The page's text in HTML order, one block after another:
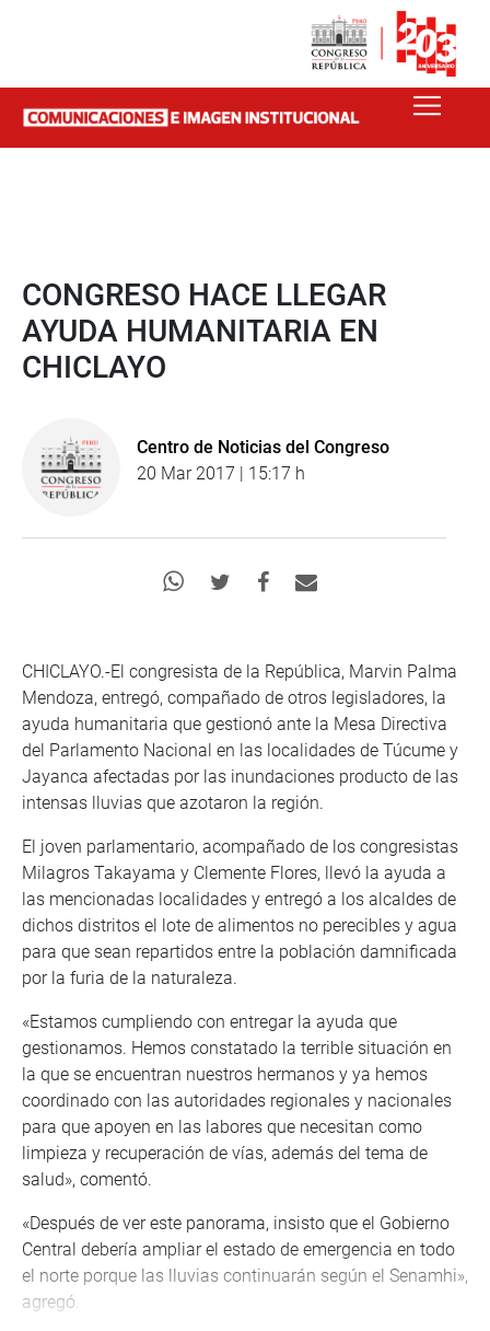
CONGRESO HACE LLEGAR
AYUDA HUMANITARIA EN
CHICLAYO
Centro de Noticias del Congreso
20 Mar 2017 | 15:17 h
CHICLAYO.-El congresista de la República, Marvin Palma
Mendoza, entregó, compañado de otros legisladores, la
ayuda humanitaria que gestionó ante la Mesa Directiva
del Parlamento Nacional en las localidades de Túcume y
Jayanca afectadas por las inundaciones producto de las
intensas lluvias que azotaron la región.
El joven parlamentario, acompañado de los congresistas
Milagros Takayama y Clemente Flores, llevó la ayuda a
las mencionadas localidades y entregó a los alcaldes de
dichos distritos el lote de alimentos no perecibles y agua
para que sean repartidos entre la población damnificada
por la furia de la naturaleza.
«Estamos cumpliendo con entregar la ayuda que
gestionamos. Hemos constatado la terrible situación en
la que se encuentran nuestros hermanos y ya hemos
coordinado con las autoridades regionales y nacionales
para que apoyen en las labores que necesitan como
limpieza y recuperación de vías, además del tema de
salud», comentó.
«Después de ver este panorama, insisto que el Gobierno
Central debería ampliar el estado de emergencia en todo
el norte porque las lluvias continuarán según el Senamhi»,
agregó.